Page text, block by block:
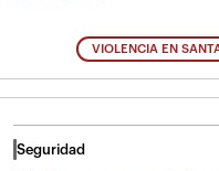
VIOLENCIA EN
Seguridad